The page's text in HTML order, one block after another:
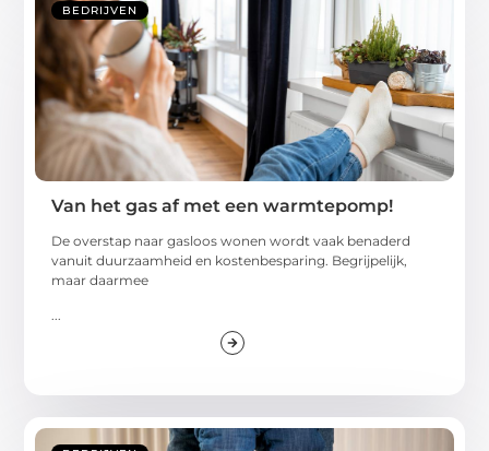
BEDRIJVEN
Van het gas af met een warmtepomp!
De overstap naar gasloos wonen wordt vaak benaderd
vanuit duurzaamheid en kostenbesparing. Begrijpelijk,
maar daarmee
...